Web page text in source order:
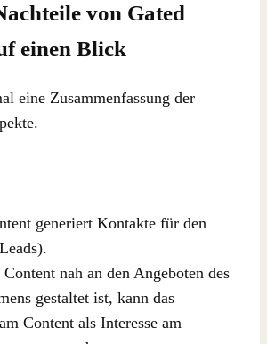
von Gated
einen Blick
eine Zusammenfassung der
generiert Kontakte für den
nah an den Angeboten des
gestaltet ist, kann das
Content als Interesse am